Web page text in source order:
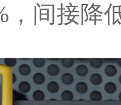
，间接降